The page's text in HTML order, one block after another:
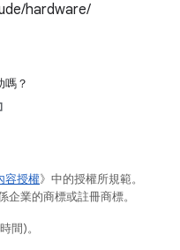
hardware/
嗎？
容授權》中的授權所規範。
業的商標或註冊商標。
間)。